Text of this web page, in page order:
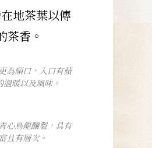
地茶葉以傳
茶香。
為順口，入口有蘋
暖以及風味。
心烏龍釀製，具有
且有層次。